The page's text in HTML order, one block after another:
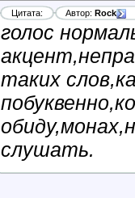
Цитата: Автор: Rock
голос
таких
слушать.